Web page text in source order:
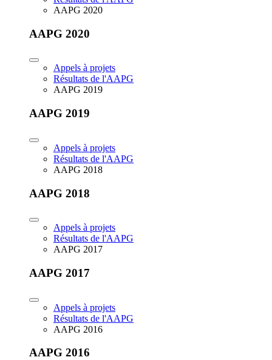
AAPG 2020
AAPG 2020
Appels à projets
Résultats de l'AAPG
AAPG 2019
AAPG 2019
Appels à projets
Résultats de l'AAPG
AAPG 2018
AAPG 2018
Appels à projets
Résultats de l'AAPG
AAPG 2017
AAPG 2017
Appels à projets
Résultats de l'AAPG
AAPG 2016
AAPG 2016